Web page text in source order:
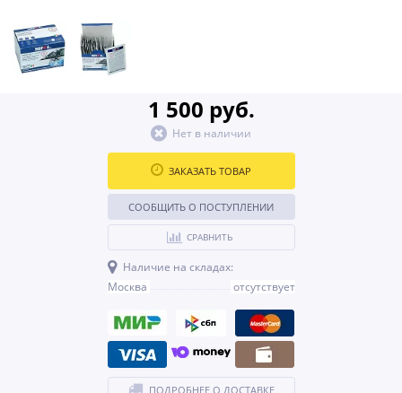
1 500 руб.
Нет в наличии
ЗАКАЗАТЬ ТОВАР
СООБЩИТЬ О ПОСТУПЛЕНИИ
СРАВНИТЬ
Наличие на складах:
Москва
отсутствует
ПОДРОБНЕЕ О ДОСТАВКЕ